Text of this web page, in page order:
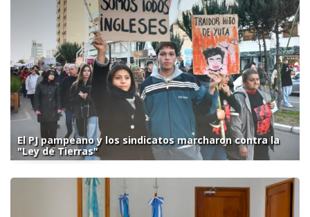
El PJ pampeano y los sindicatos marcharon contra la
"Ley de Tierras"